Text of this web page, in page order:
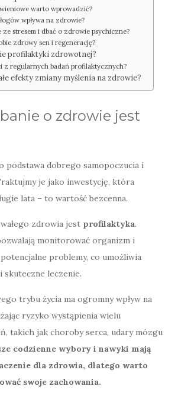
warto wprowadzić?
wpływa na zdrowie?
ze stresem i dbać o zdrowie psychiczne?
zdrowy sen i regenerację?
profilaktyki zdrowotnej?
z regularnych badań profilaktycznych?
efekty zmiany myślenia na zdrowie?
o zdrowie jest
podstawa dobrego samopoczucia i
je jako inwestycję, która
lata – to wartość bezcenna.
zdrowia jest profilaktyka.
monitorować organizm i
problemy, co umożliwia
skuteczne leczenie.
trybu życia ma ogromny wpływ na
ryzyko wystąpienia wielu
takich jak choroby serca, udary mózgu
codzienne wybory i nawyki mają
dla zdrowia, dlatego warto
swoje zachowania.